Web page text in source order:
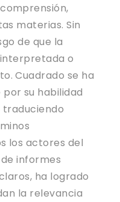
materias. Sin
de que la
o
Cuadrado se ha
su habilidad
los actores del
informes
ha logrado
la relevancia